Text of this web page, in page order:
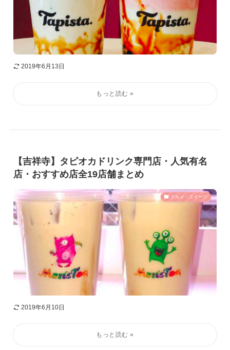
2019年6月13日
【吉祥寺】タピオカドリンク専門店・人気有名
店・おすすめ店全19店舗まとめ
グルメ・スイーツ
2019年6月10日